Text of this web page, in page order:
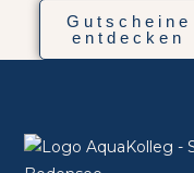
Gutscheine
entdecken